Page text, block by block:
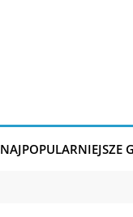
NAJPOPULARNIEJSZE